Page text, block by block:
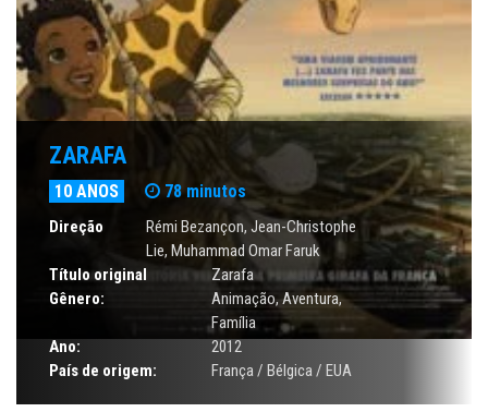
ZARAFA
10 ANOS 78 minutos
Direção
Rémi Bezançon, Jean-Christophe
Lie, Muhammad Omar Faruk
Título original
Zarafa
Gênero:
Animação,Aventura,
Família
Ano:
2012
País de origem:
França / Bélgica / EUA